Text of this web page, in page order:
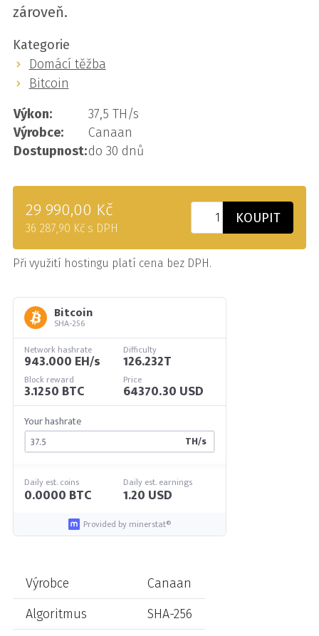
zároveň.
Kategorie
Domácí těžba
Bitcoin
Výkon:
37,5 TH/s
Výrobce:
Canaan
Dostupnost:do 30 dnů
29 990,00 Kč
36 287,90 Kč s DPH
KOUPIT
Při využití hostingu platí cena bez DPH.
Bitcoin
SHA-256
Network hashrate
943.000 EH/s
Difficulty
126.232T
Block reward
3.1250 BTC
Price
64370.30 USD
Your hashrate
TH/s
Daily est. coins
0.0000 BTC
Daily est. earnings
1.20 USD
Provided by minerstat®
Výrobce
Canaan
Algoritmus
SHA-256